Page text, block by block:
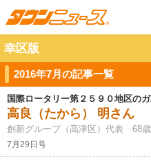
幸区版
2016年7月の記事一覧
国際ロータリー第２５９０地区の
高良（たから） 明さん
創新グループ（高津区）代表 68歳
7月29日号